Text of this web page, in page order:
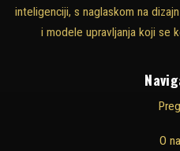
inteligenciji, s naglaskom na
i modele upravljanja koji se
O